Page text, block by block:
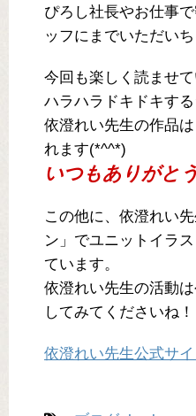
ぴろし社長やお仕事
ッフにまでいただい
今回も楽しく読ませ
ハラハラドキドキす
依澄れい先生の作品
れます(*^^*)
いつもありがと
この他に、依澄れい
ン」でユニットイラ
ています。
依澄れい先生の活動
してみてくださいね！
依澄れい先生公式サイ